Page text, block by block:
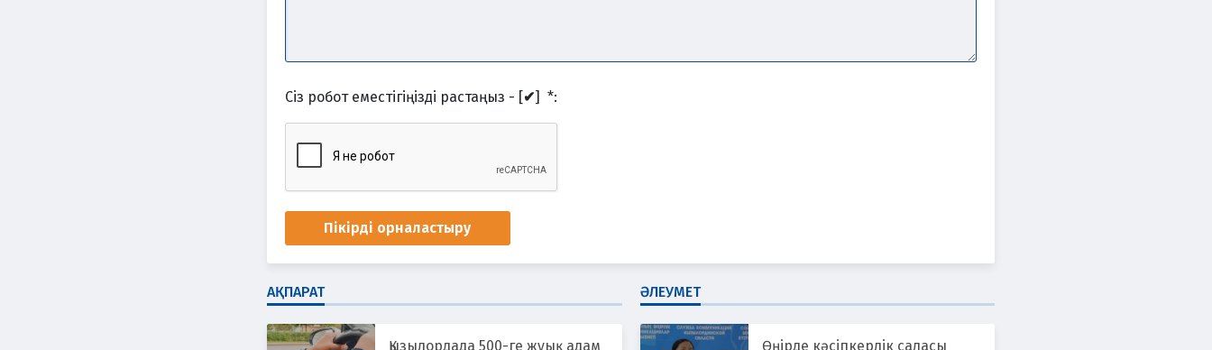
Сіз робот еместігіңізді растаңыз - [✔] *:
Пікірді орналастыру
АҚПАРАТ
Қызылордада 500-ге жуық адам
ӘЛЕУМЕТ
Өңірде кәсіпкерлік саласы